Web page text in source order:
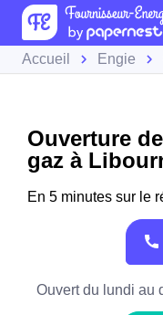
Accueil Engie